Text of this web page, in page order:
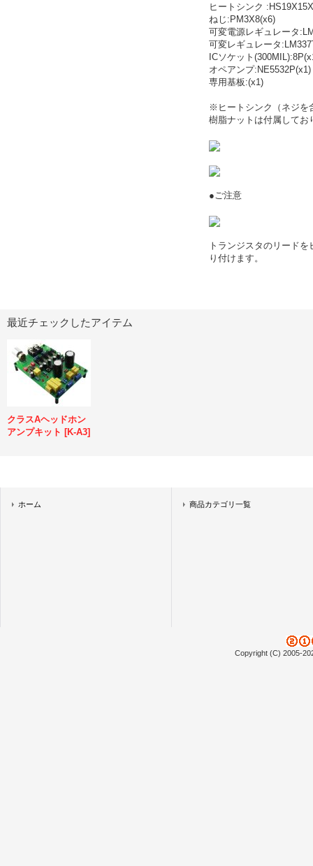
ヒートシンク
ねじ:PM3X8(x6)
可変電源レギュレータ
可変レギュレータ
ICソケット
オペアンプ:NE5532P(x1)
専用基板:(x1)
※ヒートシンク（ネジを
樹脂ナットは付属してお
●ご注意
トランジスタのリード
り付けます。
最近チェックしたアイテム
クラスAヘッドホン
アンプキット [K-A3]
ホーム 商品カテゴリ一覧
Copyright (C) 2005-